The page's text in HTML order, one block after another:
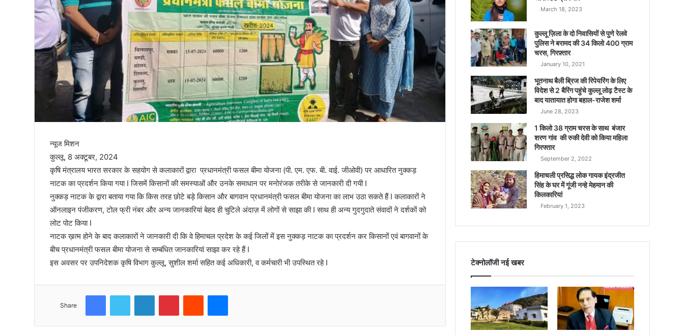
तिरंगा
न्यूज मिशन
कुल्लू, 8 अक्टूबर, 2024
कृषि मंत्रालय भारत सरकार के सहयोग से कलाकारों द्वारा प्रधानमंत्री फसल बीमा योजना (पी. एम. एफ. बी. वाई. जीओवी) पर आधारित नुक्कड़
नाटक का प्रदर्शन किया गया I जिसमें किसानों की समस्याओं और उनके समाधान पर मनोरंजक तरीके से जानकारी दी गयी I
नुक्कड़ नाटक के द्वारा बताया गया कि किस तरह छोटे बड़े किसान और बागवान प्रधानमंत्री फसल बीमा योजना का लाभ उठा सकते हैं I कलाकारों ने
ऑनलाइन पंजीकरण, टोल फ्री नंबर और अन्य जानकारियां बेहद ही चुटिले अंदाज़ में लोगों से साझा की I साथ ही अन्य गुदगुदाते संवादों ने दर्शकों को
लोट पोट किया I
नाटक ख़त्म होने के बाद कलाकारों ने जानकारी दी कि वे हिमाचल प्रदेश के कई जिलों में इस नुक्कड़ नाटक का प्रदर्शन कर किसानों एवं बागवानों के
बीच प्रधानमंत्री फसल बीमा योजना से सम्बंधित जानकारियां साझा कर रहे हैं I
इस अवसर पर उपनिदेशक कृषि विभाग कुल्लू, सुशील शर्मा सहित कई अधिकारी, व कर्मचारी भी उपस्थित रहे I
Share
March 18, 2023
कुल्लू ज़िला के दो निवासियों से पुणे रेलवे
पुलिस ने बरामद की 34 किलो 400 ग्राम
चरस, गिरफ़्तार
January 10, 2021
भूतनाथ बैली ब्रिज की रिपेयरिंग के लिए
विदेश से 2 बैरिंग पहुंचे कुल्लू लोढ़ टैस्ट के
बाद यातायात होगा बहाल-राजेश शर्मा
June 28, 2023
1 किलो 38 ग्राम चरस के साथ बंजार
शरण गांव की रुकी देवी को किया महिला
गिरफ्तार
September 2, 2022
हिमाचली प्रसिद्ध लोक गायक इंद्रजीत
सिंह के घर में गूंजी नन्हे मेहमान की
किलकारियां
February 1, 2023
टेक्नोलॉजी नई खबर